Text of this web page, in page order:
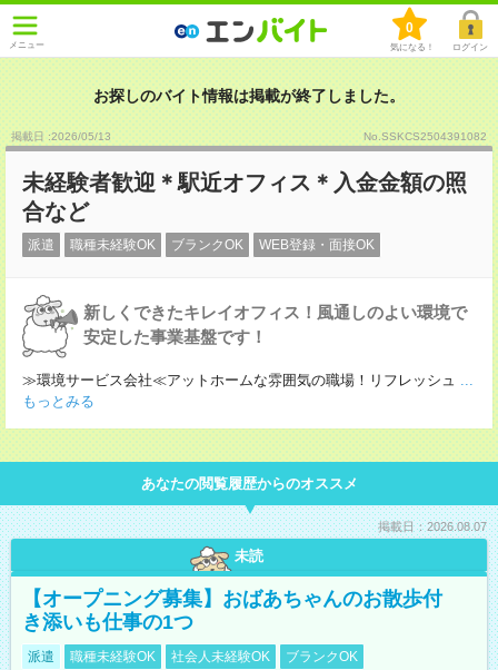
メニュー
0
気になる！ ログイン
お探しのバイト情報は掲載が終了しました。
掲載日 :2026/05/13 No.SSKCS2504391082
未経験者歓迎＊駅近オフィス＊入金金額の照
合など
派遣 職種未経験OK ブランクOK WEB登録・面接OK
新しくできたキレイオフィス！風通しのよい環境で
安定した事業基盤です！
≫環境サービス会社≪アットホームな雰囲気の職場！リフレッシュ ...
もっとみる
あなたの閲覧履歴からのオススメ
掲載日：2026.08.07
未読
【オープニング募集】おばあちゃんのお散歩付
き添いも仕事の1つ
派遣 職種未経験OK 社会人未経験OK
ブランクOK